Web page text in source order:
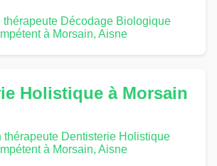
thérapeute Décodage Biologique
à Morsain, Aisne
Holistique à Morsain
thérapeute Dentisterie Holistique
à Morsain, Aisne